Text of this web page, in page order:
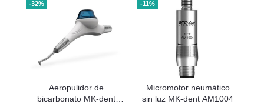
-32%
Aeropulidor de
bicarbonato MK-dent
-11%
Micromotor neumático
sin luz MK-dent AM1004